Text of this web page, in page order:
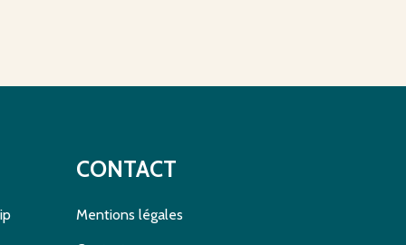
CONTACT
Mentions légales